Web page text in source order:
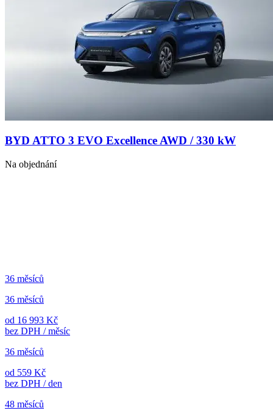
BYD ATTO 3 EVO Excellence AWD / 330 kW
Na objednání
36 měsíců
36 měsíců
od 16 993 Kč
bez DPH / měsíc
36 měsíců
od 559 Kč
bez DPH / den
48 měsíců